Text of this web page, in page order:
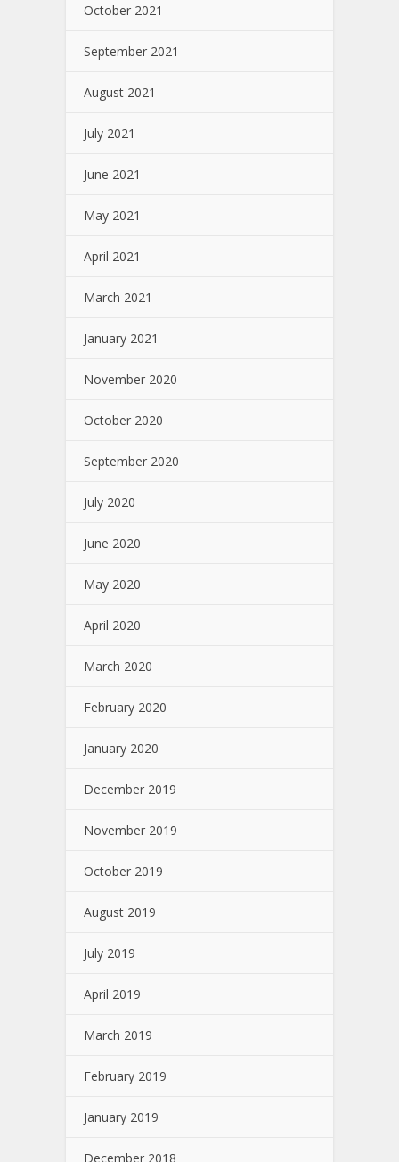
October 2021
September 2021
August 2021
July 2021
June 2021
May 2021
April 2021
March 2021
January 2021
November 2020
October 2020
September 2020
July 2020
June 2020
May 2020
April 2020
March 2020
February 2020
January 2020
December 2019
November 2019
October 2019
August 2019
July 2019
April 2019
March 2019
February 2019
January 2019
December 2018